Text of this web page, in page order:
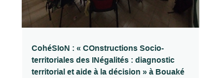
CohéSIoN : « COnstructions Socio-
territoriales des INégalités : diagnostic
territorial et aide à la décision » à Bouaké